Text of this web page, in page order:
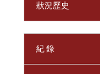
狀況歷史
紀 錄